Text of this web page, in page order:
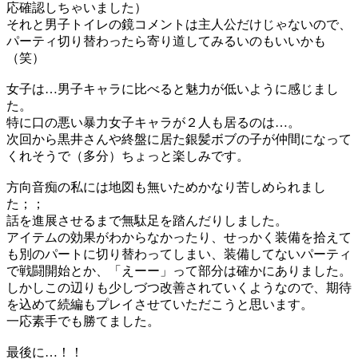
応確認しちゃいました）
それと男子トイレの鏡コメントは主人公だけじゃないので、
パーティ切り替わったら寄り道してみるいのもいいかも
（笑）
女子は…男子キャラに比べると魅力が低いように感じまし
た。
特に口の悪い暴力女子キャラが２人も居るのは…。
次回から黒井さんや終盤に居た銀髪ボブの子が仲間になって
くれそうで（多分）ちょっと楽しみです。
方向音痴の私には地図も無いためかなり苦しめられまし
た；；
話を進展させるまで無駄足を踏んだりしました。
アイテムの効果がわからなかったり、せっかく装備を拾えて
も別のパートに切り替わってしまい、装備してないパーティ
で戦闘開始とか、「えーー」って部分は確かにありました。
しかしこの辺りも少しづつ改善されていくようなので、期待
を込めて続編もプレイさせていただこうと思います。
一応素手でも勝てました。
最後に…！！